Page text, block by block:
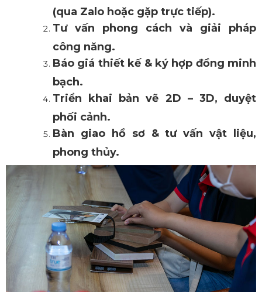
(qua Zalo hoặc gặp trực tiếp).
Tư vấn phong cách và giải pháp
công năng.
Báo giá thiết kế & ký hợp đồng minh
bạch.
Triển khai bản vẽ 2D – 3D, duyệt
phối cảnh.
Bàn giao hồ sơ & tư vấn vật liệu,
phong thủy.